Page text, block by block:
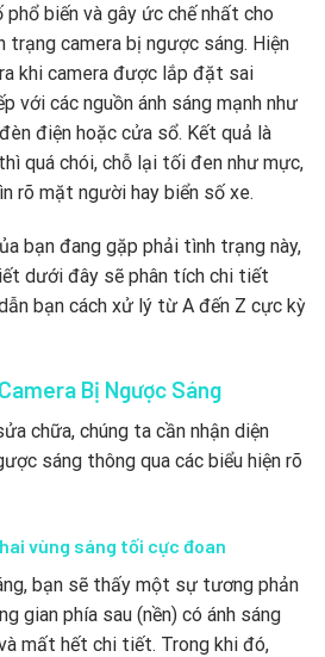
biến và gây ức chế nhất cho
trạng camera bị ngược sáng. Hiện
khi camera được lắp đặt sai
với các nguồn ánh sáng mạnh như
điện hoặc cửa sổ. Kết quả là
quá chói, chỗ lại tối đen như mực,
rõ mặt người hay biển số xe.
bạn đang gặp phải tình trạng này,
dưới đây sẽ phân tích chi tiết
bạn cách xử lý từ A đến Z cực kỳ
Bị Ngược Sáng
chữa, chúng ta cần nhận diện
sáng thông qua các biểu hiện rõ
vùng sáng tối cực đoan
bạn sẽ thấy một sự tương phản
gian phía sau (nền) có ánh sáng
mất hết chi tiết. Trong khi đó,